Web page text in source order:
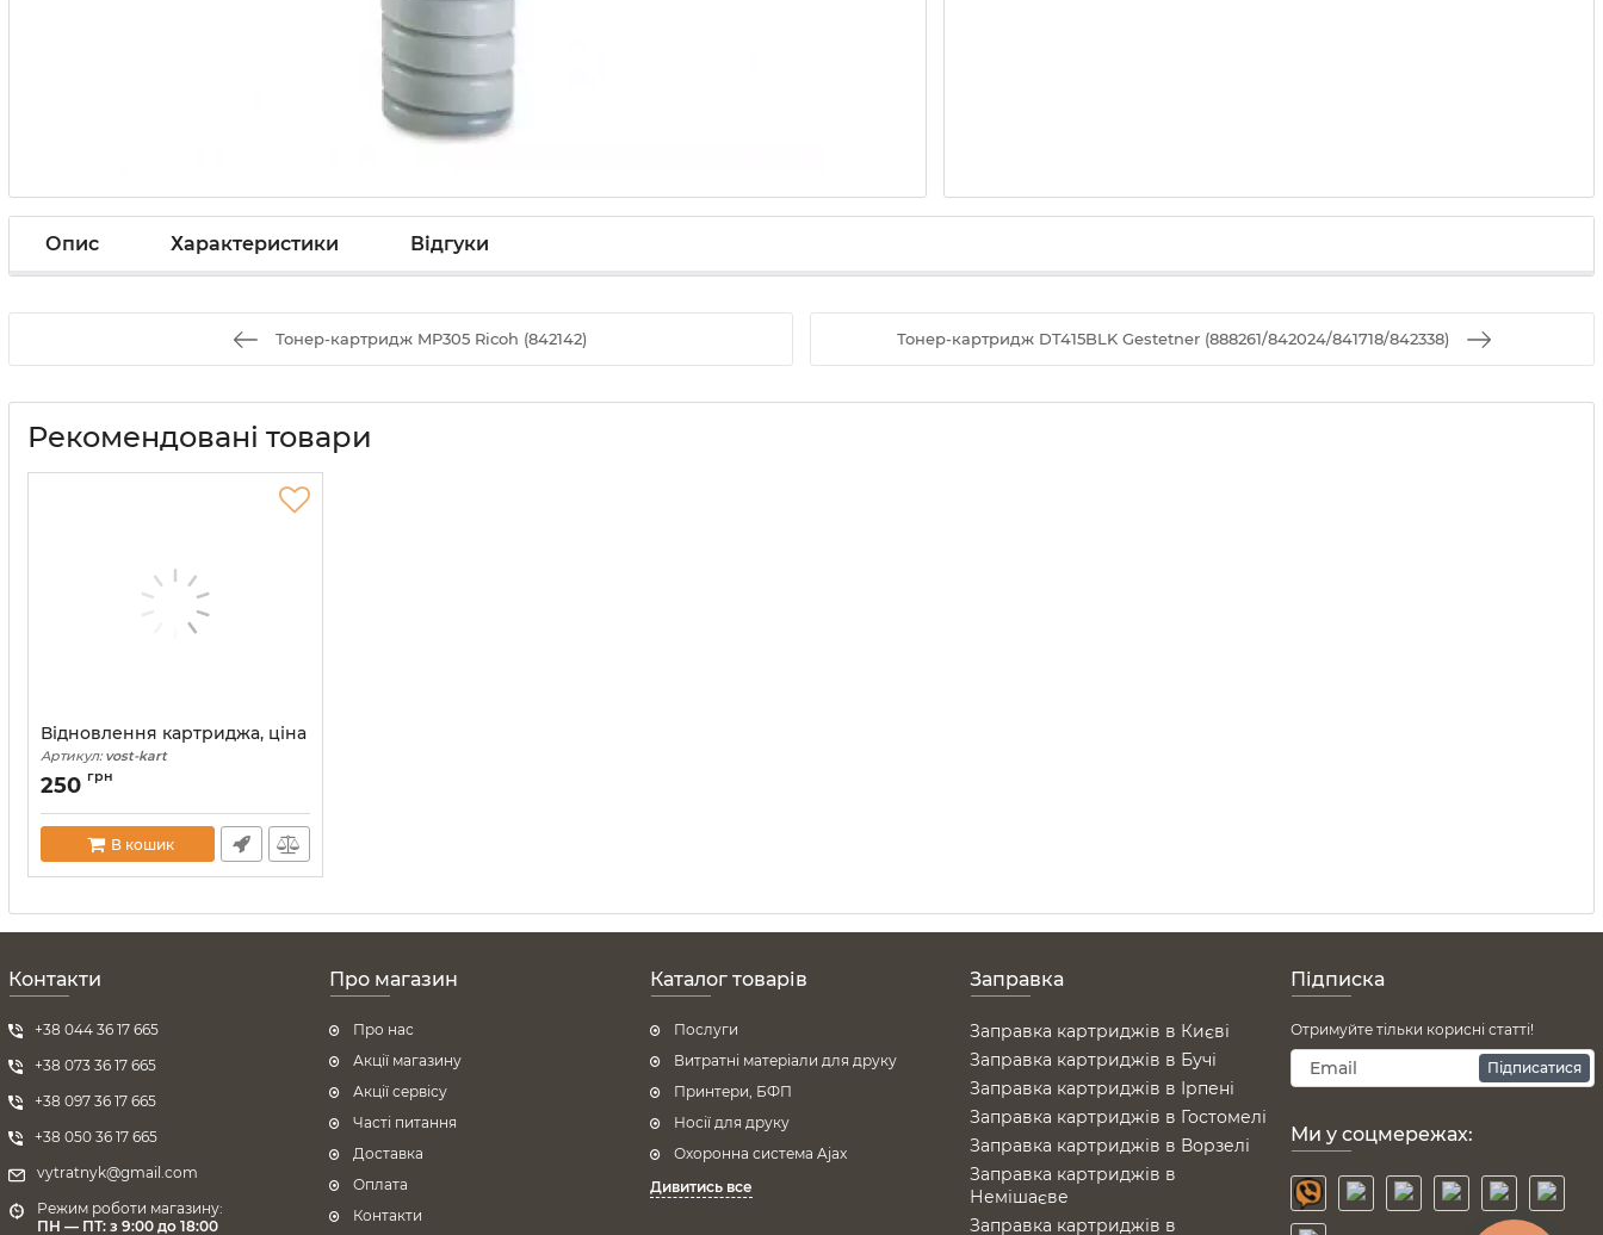
Опис Характеристики Відгуки
Тонер-картридж MP305 Ricoh (842142) Тонер-картридж DT415BLK Gestetner (888261/842024/841718/842338)
Рекомендовані товари
Відновлення картриджа, ціна
Артикул:vost-kart
250 грн
В кошик
Контакти
+38 044 36 17 665
+38 073 36 17 665
+38 097 36 17 665
+38 050 36 17 665
vytratnyk@gmail.com
Режим роботи магазину:
ПН — ПТ: з 9:00 до 18:00
Про магазин
Про нас
Акції магазину
Акції сервісу
Часті питання
Доставка
Оплата
Контакти
Каталог товарів
Послуги
Витратні матеріали для друку
Принтери, БФП
Носії для друку
Охоронна система Ajax
Дивитись все
Заправка
Заправка картриджів в Києві
Заправка картриджів в Бучі
Заправка картриджів в Ірпені
Заправка картриджів в Гостомелі
Заправка картриджів в Ворзелі
Заправка картриджів в
Немішаєве
Заправка картриджів в
Підписка
Отримуйте тільки корисні статті!
Підписатися
Ми у соцмережах: